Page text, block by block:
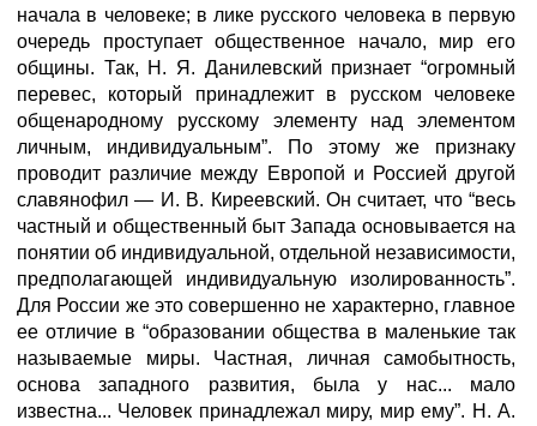
начала в человеке; в лике русского человека в первую
очередь проступает общественное начало, мир его
общины. Так, Н. Я. Данилевский признает “огромный
перевес, который принадлежит в русском человеке
общенародному русскому элементу над элементом
личным, инди­видуальным”. По этому же признаку
проводит различие между Европой и Россией другой
славянофил — И. В. Киреевский. Он считает, что “весь
частный и общественный быт Запада основыва­ется на
понятии об индивидуальной, отдельной независимости,
предполагающей индивидуальную изолированность”.
Для России же это совершенно не характерно, главное
ее отличие в “образо­вании общества в маленькие так
называемые миры. Частная, личная самобытность,
основа западного развития, была у нас... мало
известна... Человек принадлежал миру, мир ему”. Н. А.